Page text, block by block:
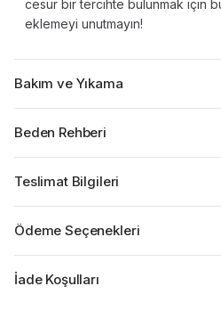
cesur bir tercihte bulunmak için
eklemeyi unutmayın!
Bakım ve Yıkama
Beden Rehberi
Teslimat Bilgileri
Ödeme Seçenekleri
İade Koşulları